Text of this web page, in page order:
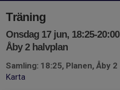
Träning
Onsdag 17 jun, 18:25-20:00
Åby 2 halvplan
Samling: 18:25, Planen, Åby 2
Karta